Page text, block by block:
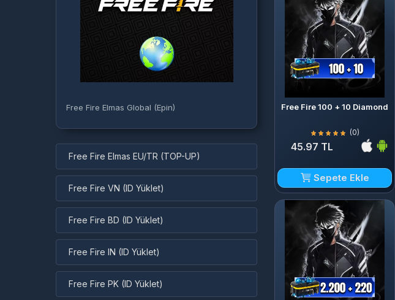
Free Fire Elmas Global (Epin)
Free Fire Elmas EU/TR (TOP-UP)
Free Fire VN (ID Yüklet)
Free Fire BD (ID Yüklet)
Free Fire IN (ID Yüklet)
Free Fire PK (ID Yüklet)
Free Fire 100 + 10 Diamond
(0)
45.97 TL
Sepete Ekle